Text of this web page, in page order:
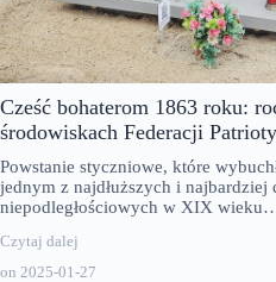
Cześć bohaterom 1863 roku:
środowiskach Federacji
on 2025-01-27
Powstanie styczniowe, które
jednym z najdłuższych i
niepodległościowych w XIX
Czytaj dalej